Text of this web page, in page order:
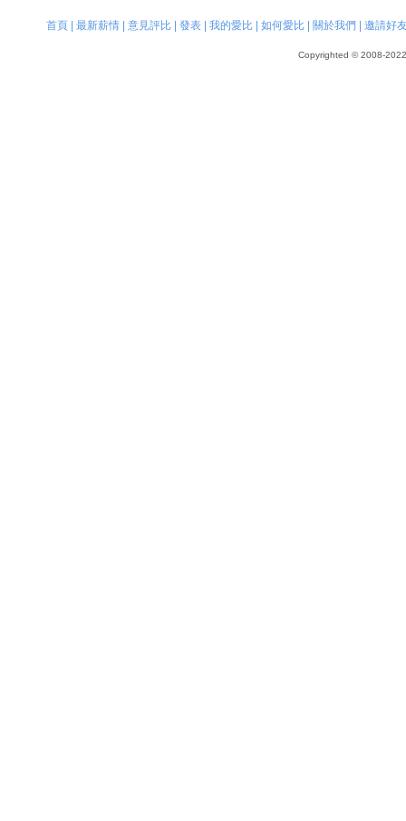
首頁| 最新薪情| 意見評比| 發表| 我的愛比| 如何愛比| 關於我們 邀請好
Copyrighted © 2008-